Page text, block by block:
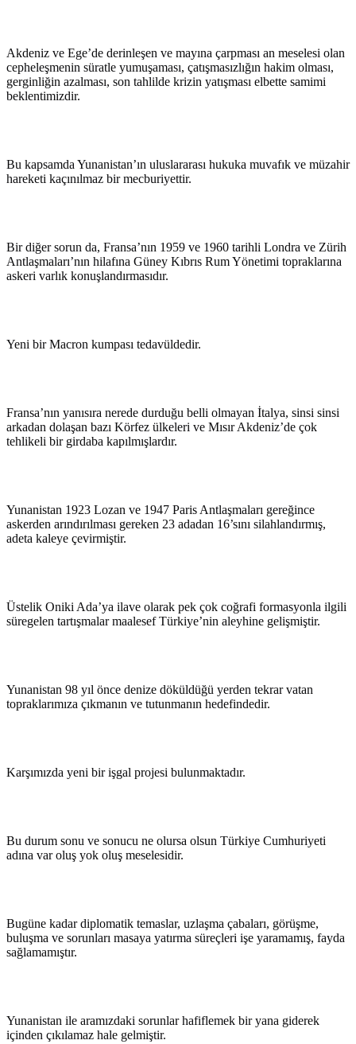
Akdeniz ve Ege’de derinleşen ve mayına çarpması an meselesi olan
cepheleşmenin süratle yumuşaması, çatışmasızlığın hakim olması,
gerginliğin azalması, son tahlilde krizin yatışması elbette samimi
beklentimizdir.
Bu kapsamda Yunanistan’ın uluslararası hukuka muvafık ve müzahir
hareketi kaçınılmaz bir mecburiyettir.
Bir diğer sorun da, Fransa’nın 1959 ve 1960 tarihli Londra ve Zürih
Antlaşmaları’nın hilafına Güney Kıbrıs Rum Yönetimi topraklarına
askeri varlık konuşlandırmasıdır.
Yeni bir Macron kumpası tedavüldedir.
Fransa’nın yanısıra nerede durduğu belli olmayan İtalya, sinsi sinsi
arkadan dolaşan bazı Körfez ülkeleri ve Mısır Akdeniz’de çok
tehlikeli bir girdaba kapılmışlardır.
Yunanistan 1923 Lozan ve 1947 Paris Antlaşmaları gereğince
askerden arındırılması gereken 23 adadan 16’sını silahlandırmış,
adeta kaleye çevirmiştir.
Üstelik Oniki Ada’ya ilave olarak pek çok coğrafi formasyonla ilgili
süregelen tartışmalar maalesef Türkiye’nin aleyhine gelişmiştir.
Yunanistan 98 yıl önce denize döküldüğü yerden tekrar vatan
topraklarımıza çıkmanın ve tutunmanın hedefindedir.
Karşımızda yeni bir işgal projesi bulunmaktadır.
Bu durum sonu ve sonucu ne olursa olsun Türkiye Cumhuriyeti
adına var oluş yok oluş meselesidir.
Bugüne kadar diplomatik temaslar, uzlaşma çabaları, görüşme,
buluşma ve sorunları masaya yatırma süreçleri işe yaramamış, fayda
sağlamamıştır.
Yunanistan ile aramızdaki sorunlar hafiflemek bir yana giderek
içinden çıkılamaz hale gelmiştir.